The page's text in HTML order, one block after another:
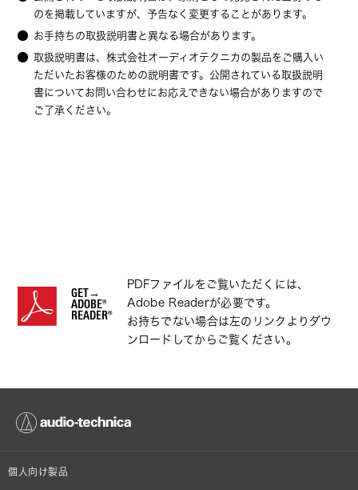
のを掲載していますが、予告なく変更することがあります。
お手持ちの取扱説明書と異なる場合があります。
取扱説明書は、株式会社オーディオテクニカの製品をご購入い
ただいたお客様のための説明書です。公開されている取扱説明
書についてお問い合わせにお応えできない場合がありますので
ご了承ください。
GET→
ADOBE®
READER®
PDFファイルをご覧いただくには、
Adobe Readerが必要です。
お持ちでない場合は左のリンクよりダウ
ンロードしてからご覧ください。
個人向け製品